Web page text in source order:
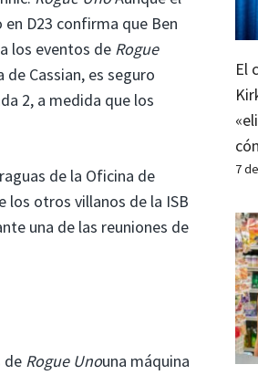
D23 confirma que Ben
los eventos de Rogue
Cassian, es seguro
2, a medida que los
de la Oficina de
los otros villanos de la ISB
una de las reuniones de
de Rogue Unouna máquina
El
7